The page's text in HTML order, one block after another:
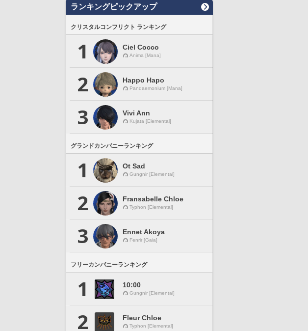
ランキングピックアップ
クリスタルコンフリクト ランキング
1 Ciel Cocco
Anima [Mana]
2 Happo Hapo
Pandaemonium [Mana]
3 Vivi Ann
Kujata [Elemental]
グランドカンパニーランキング
1 Ot Sad
Gungnir [Elemental]
2 Fransabelle Chloe
Typhon [Elemental]
3 Ennet Akoya
Fenrir [Gaia]
フリーカンパニーランキング
1 10:00
Gungnir [Elemental]
2 Fleur Chloe
Typhon [Elemental]